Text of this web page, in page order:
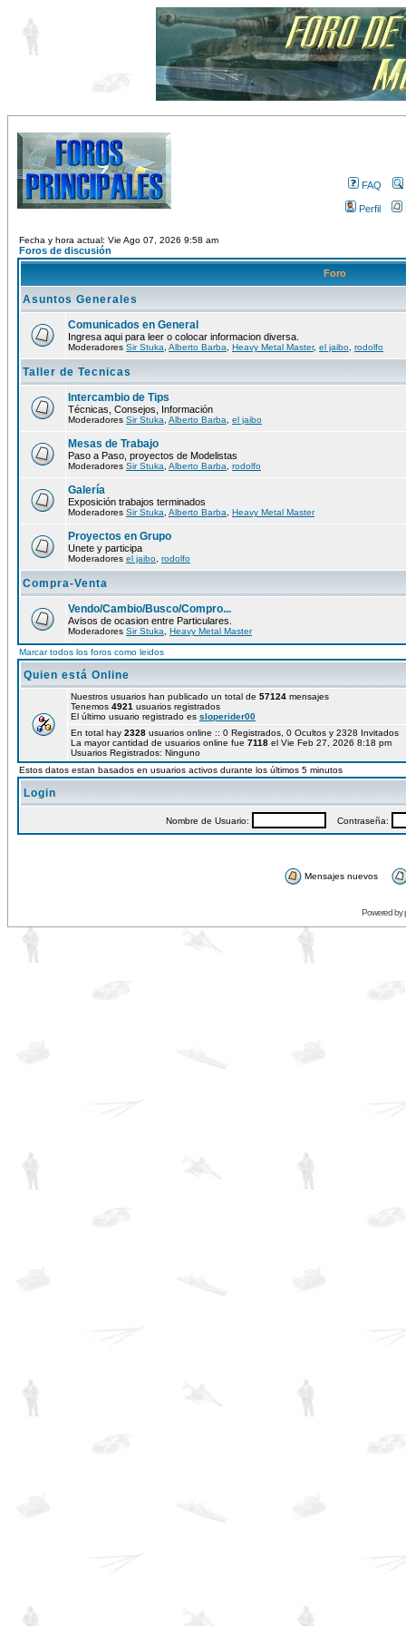
FAQ
Perfil
Fecha y hora actual: Vie Ago 07, 2026 9:58 am
Foros de discusión
Foro
Asuntos Generales
Comunicados en General
Ingresa aqui para leer o colocar informacion diversa.
Moderadores Sir Stuka Alberto Barba Heavy Metal Master, el jaibo rodolfo
Taller de Tecnicas
Intercambio de Tips
Técnicas, Consejos, Información
Moderadores Sir Stuka Alberto Barba el jaibo
Mesas de Trabajo
Paso a Paso, proyectos de Modelistas
Moderadores Sir Stuka Alberto Barba rodolfo
Galería
Exposición trabajos terminados
Moderadores Sir Stuka Alberto Barba Heavy Metal Master
Proyectos en Grupo
Unete y participa
Moderadores el jaibo rodolfo
Compra-Venta
Vendo/Cambio/Busco/Compro...
Avisos de ocasion entre Particulares.
Moderadores Sir Stuka Heavy Metal Master
Marcar todos los foros como leidos
Quien está Online
Nuestros usuarios han publicado un total de 57124 mensajes
Tenemos 4921 usuarios registrados
El último usuario registrado es sloperider00
En total hay 2328 usuarios online :: 0 Registrados, 0 Ocultos y 2328
La mayor cantidad de usuarios online fue 7118 el Vie Feb 27, 2026 8:18 pm
Usuarios Registrados: Ninguno
Estos datos estan basados en usuarios activos durante los últimos 5 minutos
Login
Nombre de Usuario: Contraseña:
Mensajes nuevos
Powered by